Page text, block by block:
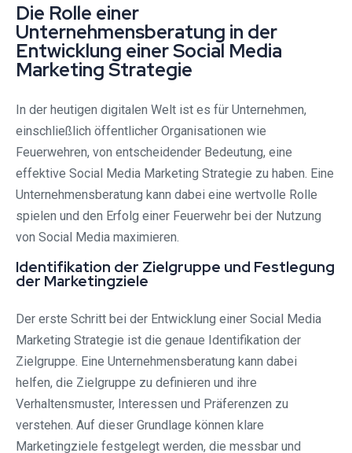
Die Rolle einer
Unternehmensberatung in der
Entwicklung einer Social Media
Marketing Strategie
In der heutigen digitalen Welt ist es für Unternehmen,
einschließlich öffentlicher Organisationen wie
Feuerwehren, von entscheidender Bedeutung, eine
effektive Social Media Marketing Strategie zu haben. Eine
Unternehmensberatung kann dabei eine wertvolle Rolle
spielen und den Erfolg einer Feuerwehr bei der Nutzung
von Social Media maximieren.
Identifikation der Zielgruppe und Festlegung
der Marketingziele
Der erste Schritt bei der Entwicklung einer Social Media
Marketing Strategie ist die genaue Identifikation der
Zielgruppe. Eine Unternehmensberatung kann dabei
helfen, die Zielgruppe zu definieren und ihre
Verhaltensmuster, Interessen und Präferenzen zu
verstehen. Auf dieser Grundlage können klare
Marketingziele festgelegt werden, die messbar und